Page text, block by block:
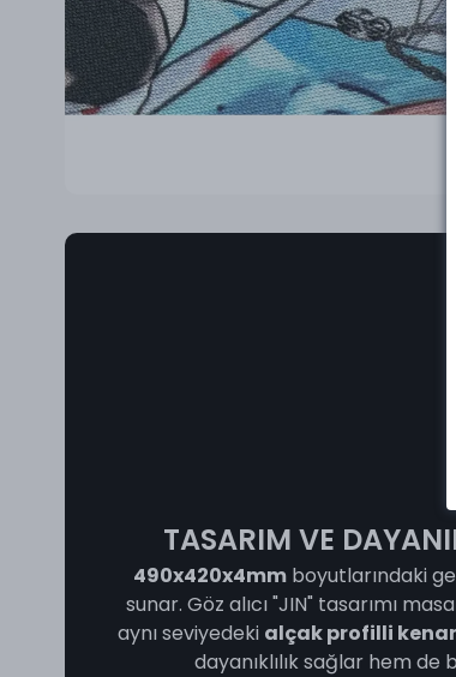
TASARIM VE
490x420x4mmboyutlarındaki
sunar. Göz alıcı "JIN" tasarımı
aynı seviyedeki alçak profilli
dayanıklılık sağlar hem de